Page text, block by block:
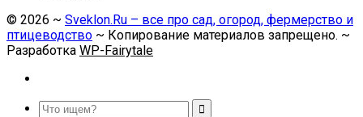
© 2026 ~ Sveklon.Ru – все про сад, огород, фермерство и
птицеводство ~ Копирование материалов запрещено. ~
Разработка WP-Fairytale